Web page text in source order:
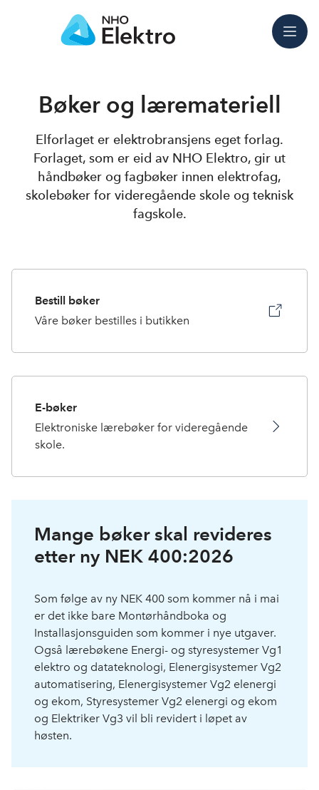
Meny
Bøker og læremateriell
Elforlaget er elektrobransjens eget forlag.
Forlaget, som er eid av NHO Elektro, gir ut
håndbøker og fagbøker innen elektrofag,
skolebøker for videregående skole og teknisk
fagskole.
Bestill bøker
Våre bøker bestilles i butikken
E-bøker
Elektroniske lærebøker for videregående
skole.
Mange bøker skal revideres
etter ny NEK 400:2026
Som følge av ny NEK 400 som kommer nå i mai
er det ikke bare Montørhåndboka og
Installasjonsguiden som kommer i nye utgaver.
Også lærebøkene Energi- og styresystemer Vg1
elektro og datateknologi, Elenergisystemer Vg2
automatisering, Elenergisystemer Vg2 elenergi
og ekom, Styresystemer Vg2 elenergi og ekom
og Elektriker Vg3 vil bli revidert i løpet av
høsten.